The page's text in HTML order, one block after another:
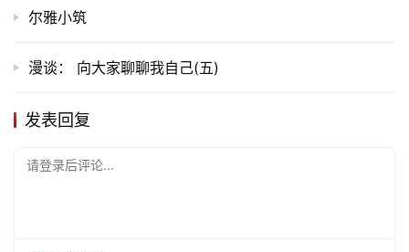
尔雅小筑
漫谈： 向大家聊聊我自己(五)
发表回复
请登录后评论...